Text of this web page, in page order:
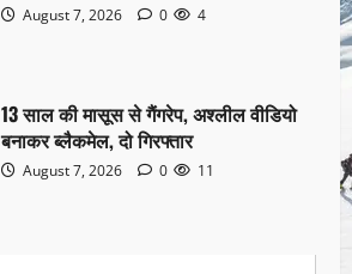
August 7, 2026 0 4
13 साल की मासूस से गैंगरेप, अश्लील वीडियो
बनाकर ब्लैकमेल, दो गिरफ्तार
August 7, 2026 0 11